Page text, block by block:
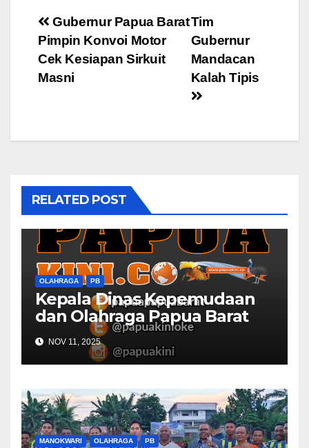
Post
navigation
Tim
Gubernur
Mandacan
Kalah Tipis
Gubernur Papua Barat
Pimpin Konvoi Motor
Cek Kesiapan Sirkuit
Masni
RELATED POST
OLAHRAGA PB
Kepala Dinas Kepemudaan
dan Olahraga Papua Barat
Selaraskan Program Dengan
DBON
NOV 11, 2025
MANOKWARI OLAHRAGA PB